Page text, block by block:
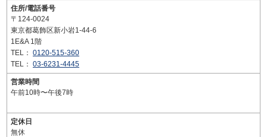
住所/電話番号
〒124-0024
東京都葛飾区新小岩1-44-6
1E&A 1階
TEL： 0120-515-360
TEL： 03-6231-4445
営業時間
午前10時〜午後7時
定休日
無休